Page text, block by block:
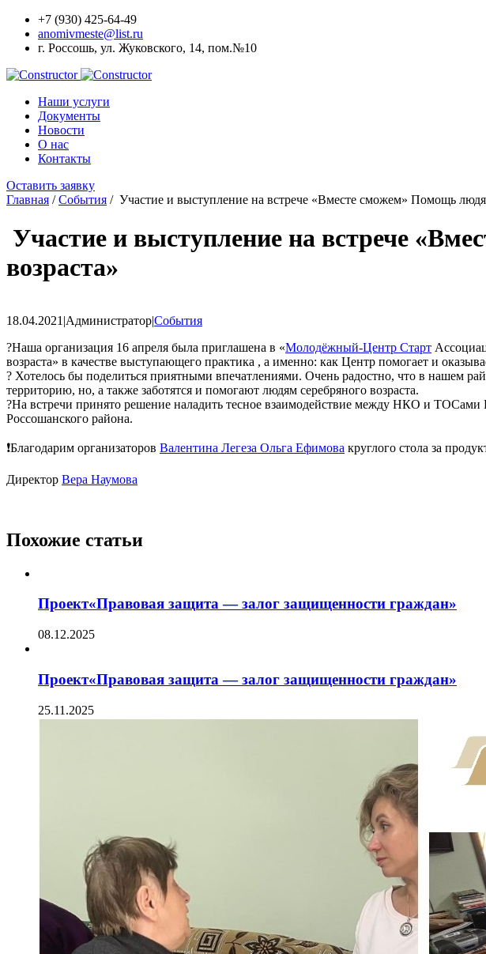
+7 (930) 425-64-49
anomivmeste@list.ru
г. Россошь, ул. Жуковского, 14, пом.№10
Наши услуги
Документы
Новости
О наc
Контакты
Оставить заявку
Главная /События / Участие и выступление на встрече «Вместе сможем» Помощь
Участие и выступление на встрече
возраста»
18.04.2021 |Администратор|События
?Наша организация 16 апреля была приглашена в «Молодёжный-Центр Старт
возраста» в качестве выступающего практика , а именно: как Центр помогает и
? Хотелось бы поделиться приятными впечатлениями. Очень радостно, что в нашем
территорию, но, а также заботятся и помогают людям серебряного возраста.
?На встречи принято решение наладить тесное взаимодействие между НКО и ТОСами
Россошанского района.
❗Благодарим организаторов Валентина Легеза Ольга Ефимова круглого стола за
Директор Вера Наумова
Похожие статьи
Проект«Правовая защита — залог защищенности граждан»
08.12.2025
Проект«Правовая защита — залог защищенности граждан»
25.11.2025